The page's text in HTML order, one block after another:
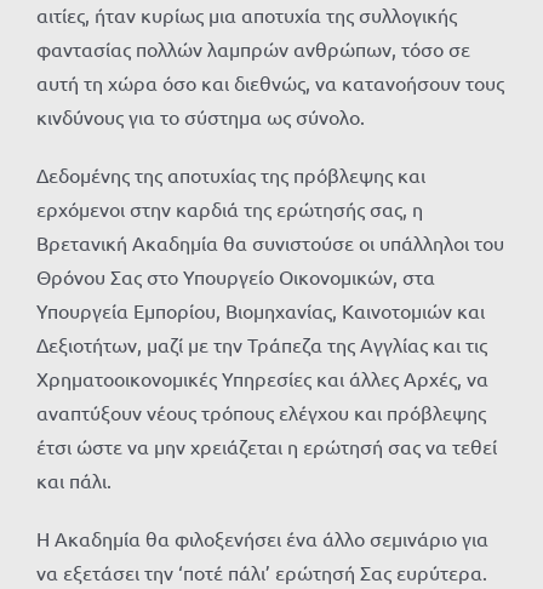
αιτίες, ήταν κυρίως μια αποτυχία της συλλογικής
φαντασίας πολλών λαμπρών ανθρώπων, τόσο σε
αυτή τη χώρα όσο και διεθνώς, να κατανοήσουν τους
κινδύνους για το σύστημα ως σύνολο.
Δεδομένης της αποτυχίας της πρόβλεψης και
ερχόμενοι στην καρδιά της ερώτησής σας, η
Βρετανική Ακαδημία θα συνιστούσε οι υπάλληλοι του
Θρόνου Σας στο Υπουργείο Οικονομικών, στα
Υπουργεία Εμπορίου, Βιομηχανίας, Καινοτομιών και
Δεξιοτήτων, μαζί με την Τράπεζα της Αγγλίας και τις
Χρηματοοικονομικές Υπηρεσίες και άλλες Αρχές, να
αναπτύξουν νέους τρόπους ελέγχου και πρόβλεψης
έτσι ώστε να μην χρειάζεται η ερώτησή σας να τεθεί
και πάλι.
Η Ακαδημία θα φιλοξενήσει ένα άλλο σεμινάριο για
να εξετάσει την ‘ποτέ πάλι’ ερώτησή Σας ευρύτερα.